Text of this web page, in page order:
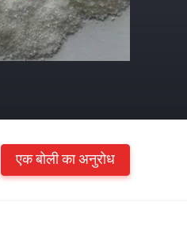
एक बोली का अनुरोध